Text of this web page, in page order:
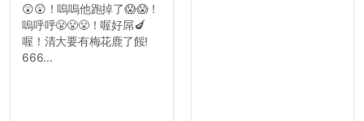
😲😲！嗚嗚他跑掉了😱😱！
嗚呼呼😤😤😤！喔好屌🍆
喔！清大要有梅花鹿了餒!
666...